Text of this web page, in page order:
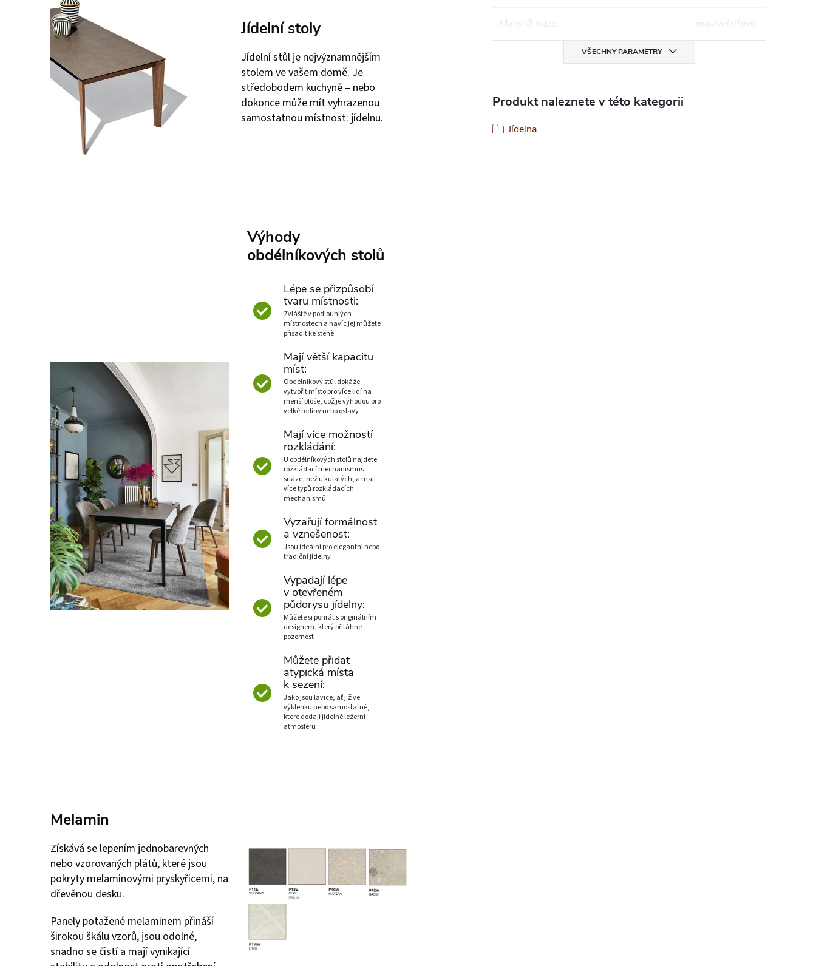
Jídelní stoly
Jídelní stůl je nejvýznamnějším
stolem ve vašem domě. Je
středobodem kuchyně – nebo
dokonce může mít vyhrazenou
samostatnou místnost: jídelnu.
Výhody
obdélníkových stolů
Lépe se přizpůsobí
tvaru místnosti:
Zvláště v podlouhlých
místnostech a navíc jej můžete
přisadit ke stěně
Mají větší kapacitu
míst:
Obdélníkový stůl dokáže
vytvořit místo pro více lidí na
menší ploše, což je výhodou pro
velké rodiny nebo oslavy
Mají více možností
rozkládání:
U obdélníkových stolů najdete
rozkládací mechanismus
snáze, než u kulatých, a mají
více typů rozkládacích
mechanismů
Vyzařují formálnost
a vznešenost:
Jsou ideální pro elegantní nebo
tradiční jídelny
Vypadají lépe
v otevřeném
půdorysu jídelny:
Můžete si pohrát s originálním
designem, který přitáhne
pozornost
Můžete přidat
atypická místa
k sezení:
Jako jsou lavice, ať již ve
výklenku nebo samostatné,
které dodají jídelně ležerní
atmosféru
Melamin
Získává se lepením jednobarevných
nebo vzorovaných plátů, které jsou
pokryty melaminovými pryskyřicemi, na
dřevěnou desku.
Panely potažené melaminem přináší
širokou škálu vzorů, jsou odolné,
snadno se čistí a mají vynikající
Materiál báze: masivní dřevo
VŠECHNY PARAMETRY
Produkt naleznete v této kategorii
Jídelna